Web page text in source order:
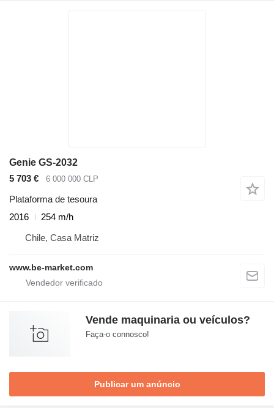
Genie GS-2032
5 703 €
6 000 000 CLP
Plataforma de tesoura
2016
254 m/h
Chile, Casa Matriz
www.be-market.com
Vende maquinaria ou veículos?
Faça-o connosco!
Publicar um anúncio